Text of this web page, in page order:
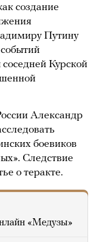
создание
Путину
Курской
Александр
боевиков
Следствие
о теракте.
«Медузы»